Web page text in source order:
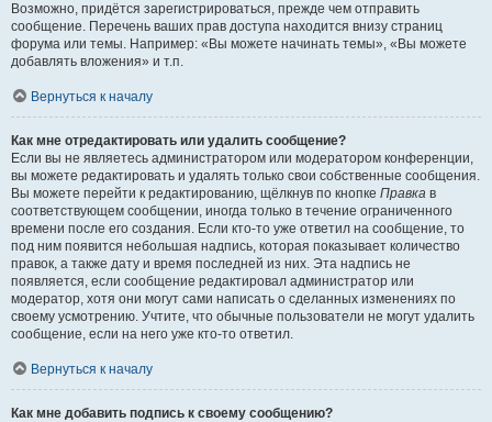
Возможно, придётся зарегистрироваться, прежде чем отправить
сообщение. Перечень ваших прав доступа находится внизу страниц
форума или темы. Например: «Вы можете начинать темы», «Вы можете
добавлять вложения» и т.п.
Вернуться к началу
Как мне отредактировать или удалить сообщение?
Если вы не являетесь администратором или модератором конференции,
вы можете редактировать и удалять только свои собственные сообщения.
Вы можете перейти к редактированию, щёлкнув по кнопке Правка в
соответствующем сообщении, иногда только в течение ограниченного
времени после его создания. Если кто-то уже ответил на сообщение, то
под ним появится небольшая надпись, которая показывает количество
правок, а также дату и время последней из них. Эта надпись не
появляется, если сообщение редактировал администратор или
модератор, хотя они могут сами написать о сделанных изменениях по
своему усмотрению. Учтите, что обычные пользователи не могут удалить
сообщение, если на него уже кто-то ответил.
Вернуться к началу
Как мне добавить подпись к своему сообщению?